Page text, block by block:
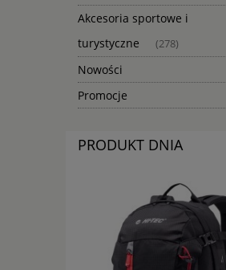
Akcesoria sportowe i
turystyczne
(278)
Nowości
Promocje
PRODUKT DNIA